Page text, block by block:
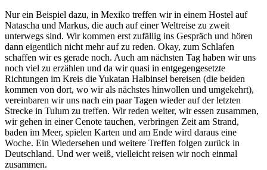
Nur ein Beispiel dazu, in Mexiko treffen wir in einem Hostel auf
Natascha und Markus, die auch auf einer Weltreise zu zweit
unterwegs sind. Wir kommen erst zufällig ins Gespräch und hören
dann eigentlich nicht mehr auf zu reden. Okay, zum Schlafen
schaffen wir es gerade noch. Auch am nächsten Tag haben wir uns
noch viel zu erzählen und da wir quasi in entgegengesetzte
Richtungen im Kreis die Yukatan Halbinsel bereisen (die beiden
kommen von dort, wo wir als nächstes hinwollen und umgekehrt),
vereinbaren wir uns nach ein paar Tagen wieder auf der letzten
Strecke in Tulum zu treffen. Wir reden weiter, wir essen zusammen,
wir gehen in einer Cenote tauchen, verbringen Zeit am Strand,
baden im Meer, spielen Karten und am Ende wird daraus eine
Woche. Ein Wiedersehen und weitere Treffen folgen zurück in
Deutschland. Und wer weiß, vielleicht reisen wir noch einmal
zusammen.